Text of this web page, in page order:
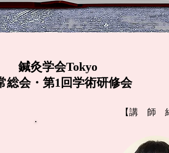
鍼灸学会Tokyo
総会・第1回学術研修会
【講 師